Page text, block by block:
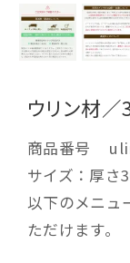
ウリン材
商品番号
サイズ：厚さ
以下のメニュ
ただけます。